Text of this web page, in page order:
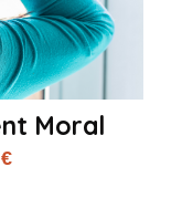
Moral